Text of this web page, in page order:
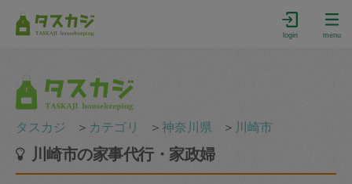
login menu
タスカジ ＞ カテゴリ ＞神奈川県 ＞ 川崎市
川崎市の家事代行・家政婦